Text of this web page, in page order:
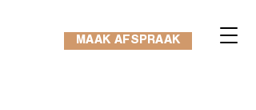
MAAK AFSPRAAK